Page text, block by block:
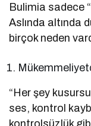
Bulimia sadece
Aslında altında
birçok neden
“Her şey
ses, kontrol
kontrolsüzlük